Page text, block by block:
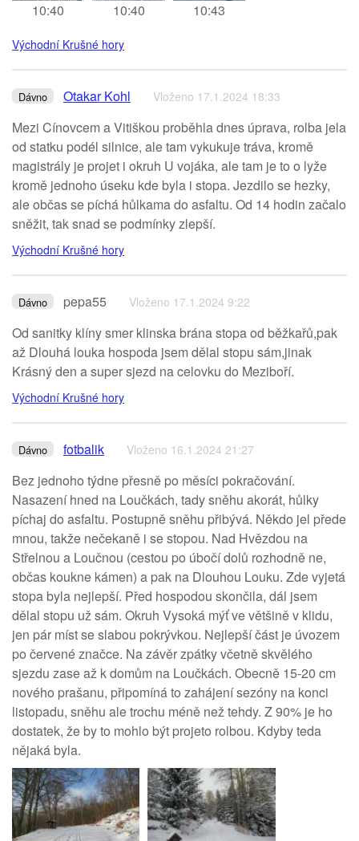
10:40 10:40 10:43
Východní Krušné hory
Dávno Otakar Kohl Vloženo 17.1.2024 18:33
Mezi Cínovcem a Vitiškou proběhla dnes úprava, rolba jela
od statku podél silnice, ale tam vykukuje tráva, kromě
magistrály je projet i okruh U vojáka, ale tam je to o lyže
kromě jednoho úseku kde byla i stopa. Jezdilo se hezky,
ale občas se píchá hůlkama do asfaltu. Od 14 hodin začalo
sněžit, tak snad se podmínky zlepší.
Východní Krušné hory
Dávno pepa55 Vloženo 17.1.2024 9:22
Od sanitky klíny smer klinska brána stopa od běžkařů,pak
až Dlouhá louka hospoda jsem dělal stopu sám,jinak
Krásný den a super sjezd na celovku do Meziboří.
Východní Krušné hory
Dávno fotbalik Vloženo 16.1.2024 21:27
Bez jednoho týdne přesně po měsíci pokračování.
Nasazení hned na Loučkách, tady sněhu akorát, hůlky
píchaj do asfaltu. Postupně sněhu přibývá. Někdo jel přede
mnou, takže nečekaně i se stopou. Nad Hvězdou na
Střelnou a Loučnou (cestou po úbočí dolů rozhodně ne,
občas koukne kámen) a pak na Dlouhou Louku. Zde vyjetá
stopa byla nejlepší. Před hospodou skončila, dál jsem
dělal stopu už sám. Okruh Vysoká mýť ve většině v klidu,
jen pár míst se slabou pokrývkou. Nejlepší část je úvozem
po červené značce. Na závěr zpátky včetně skvělého
sjezdu zase až k domům na Loučkách. Obecně 15-20 cm
nového prašanu, připomíná to zahájení sezóny na konci
listopadu, sněhu ale trochu méně než tehdy. Z 90% je ho
dostatek, že by to mohlo být projeto rolbou. Kdyby teda
nějaká byla.